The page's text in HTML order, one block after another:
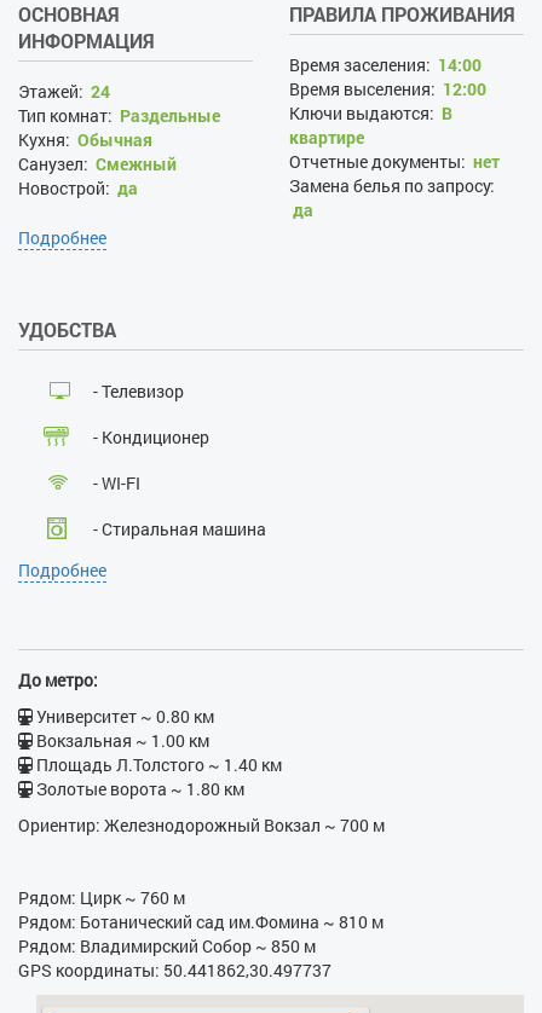
ОСНОВНАЯ
ИНФОРМАЦИЯ
Этажей: 24
Тип комнат: Раздельные
Кухня: Обычная
Санузел: Смежный
Новострой: да
ПРАВИЛА ПРОЖИВАНИЯ
Время заселения: 14:00
Время выселения: 12:00
Ключи выдаются: В
квартире
Отчетные документы: нет
Замена белья по запросу:
да
Наличие документов,
Подробнее
УДОБСТВА
- Телевизор
- Кондиционер
- WI-FI
- Стиральная машина
- Кабельное ТВ
- Душевая кабина
- Бойлер
- Электрочайник
- СВЧ
- Бесплатная парковка
Подробнее
До метро:
Университет ~ 0.80 км
Вокзальная ~ 1.00 км
Площадь Л.Толстого ~ 1.40 км
Золотые ворота ~ 1.80 км
Ориентир: Железнодорожный Вокзал ~ 700 м
Рядом: Цирк ~ 760 м
Рядом: Ботанический сад им.Фомина ~ 810 м
Рядом: Владимирский Собор ~ 850 м
GPS координаты: 50.441862,30.497737